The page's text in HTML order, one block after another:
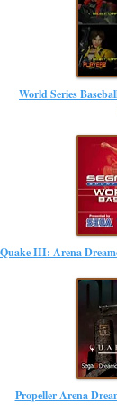
World Series
Quake III: Arena
Propeller Arena